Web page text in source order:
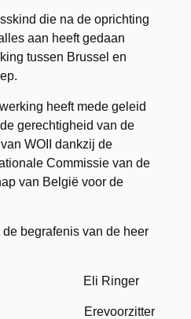
die na de oprichting
aan heeft gedaan
tussen Brussel en
heeft mede geleid
gerechtigheid van de
WOII dankzij de
Commissie van de
van België voor de
de begrafenis van de heer
Eli Ringer
Erevoorzitter